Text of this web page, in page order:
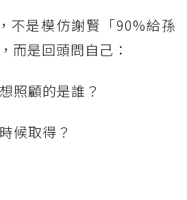
不是模仿謝賢「90%給孫
而是回頭問自己：
照顧的是誰？
候取得？